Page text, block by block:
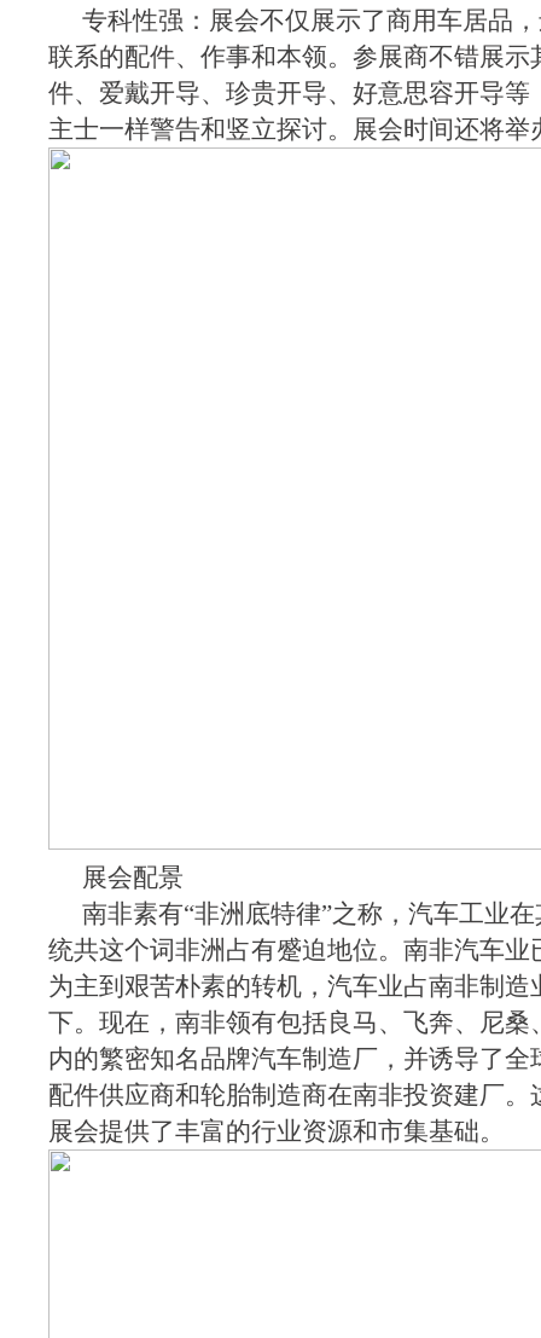
专科性强：展会不仅展示了商用车居品
联系的配件、作事和本领。参展商不错展示
件、爱戴开导、珍贵开导、好意思容开导等
主士一样警告和竖立探讨。展会时间还将举
展会配景
南非素有“非洲底特律”之称，汽车工业
统共这个词非洲占有蹙迫地位。南非汽车业
为主到艰苦朴素的转机，汽车业占南非制造
下。现在，南非领有包括良马、飞奔、尼桑
内的繁密知名品牌汽车制造厂，并诱导了全
配件供应商和轮胎制造商在南非投资建厂。
展会提供了丰富的行业资源和市集基础。